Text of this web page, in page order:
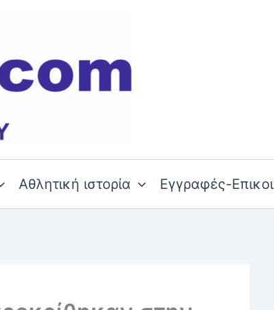
Αθλητική ιστορία Εγγραφές-